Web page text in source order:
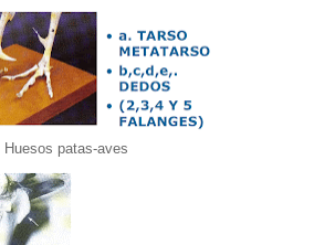
Huesos patas-aves